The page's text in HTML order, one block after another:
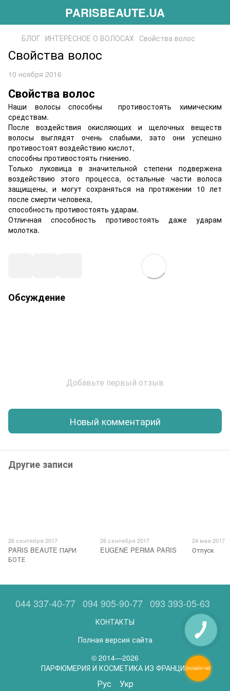
PARISBEAUTE.UA
БЛОГ ИНТЕРЕСНОЕ О ВОЛОСАХ Свойства волос
Свойства волос
10 ноября 2016
Свойства волос
Наши волосы способны противостоять химическим
средствам.
После воздействия окисляющих и щелочных веществ
волосы выглядят очень слабыми, зато они успешно
противостоят воздействию кислот,
способны противостоять гниению.
Только луковица в значительной степени подвержена
воздействию этого процесса, остальные части волоса
защищены, и могут сохраняться на протяжении 10 лет
после смерти человека,
способность противостоять ударам.
Отличная способность противостоять даже ударам
молотка.
Обсуждение
Добавьте первый отзыв
Новый комментарий
Другие записи
26 сентября 2017
PARIS BEAUTE ПАРИ
БОТЕ
26 сентября 2017
EUGENE PERMA PARIS
24 мая 2017
Отпуск
044 337-40-77 094 905-90-77 093 393-05-63
КОНТАКТЫ
Полная версия сайта
© 2014—2026
ПАРФЮМЕРИЯ И КОСМЕТИКА ИЗ ФРАНЦИИ
Рус Укр
ОНЛАЙН ЧАТ